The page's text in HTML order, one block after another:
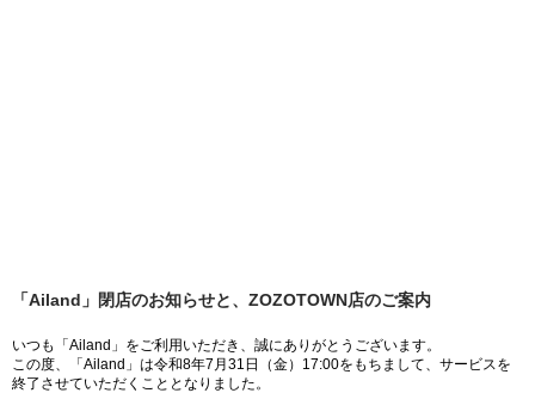
「Ailand」閉店のお知らせと、ZOZOTOWN店のご案内
いつも「Ailand」をご利用いただき、誠にありがとうございます。
この度、「Ailand」は令和8年7月31日（金）17:00をもちまして、サービスを
終了させていただくこととなりました。